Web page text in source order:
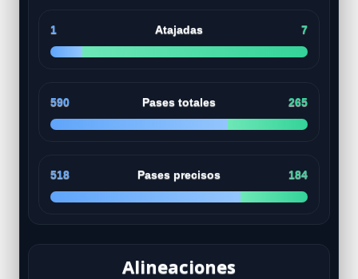
1 Atajadas 7
590 Pases totales 265
518 Pases precisos 184
Alineaciones